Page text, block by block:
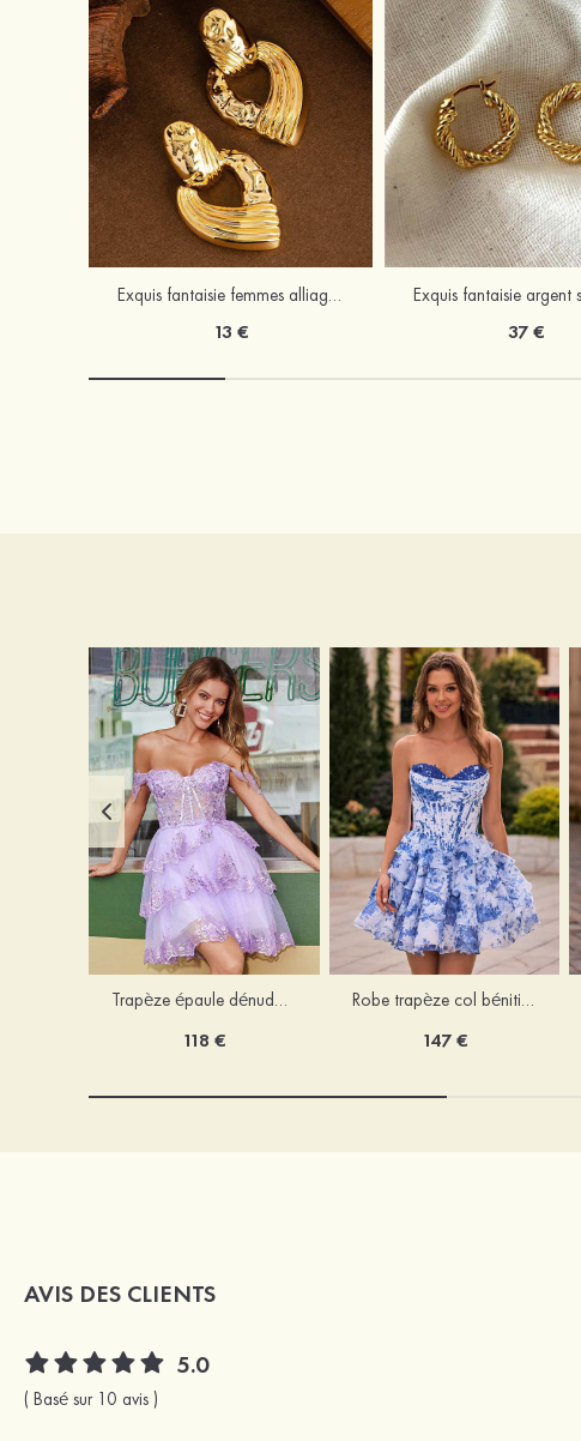
Exquis fantaisie femmes alliage boucles d'oreilles
13 € 37 €
Trapèze épaule dénudée tulle courte/mini robe de fête de la rentrée avec paillettes
118 €
Robe trapèze col bénitier mousseline courte/mini robe de fête de la rentrée avec appliqué
147 €
AVIS DES CLIENTS
5.0
( Basé sur 10 avis )